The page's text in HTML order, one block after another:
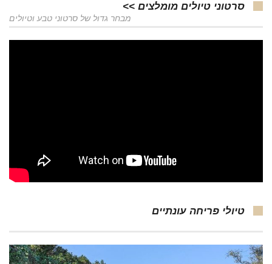
סרטוני טיולים מומלצים >>
מבחר גדול של סרטוני טבע וטיולים
טיולי פריחה עונתיים